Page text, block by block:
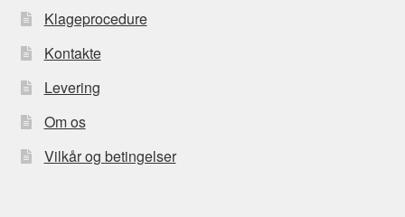
Klageprocedure
Kontakte
Levering
Om os
Vilkår og betingelser